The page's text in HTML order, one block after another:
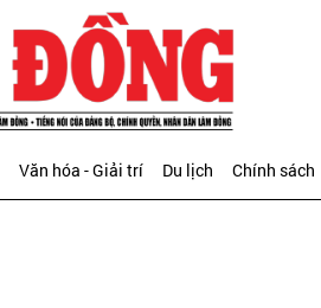
Văn hóa - Giải trí Du lịch Chính sách